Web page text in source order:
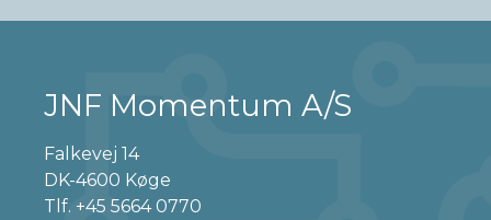
JNF Momentum A/S
Falkevej 14
DK-4600 Køge
Tlf. +45 5664 0770